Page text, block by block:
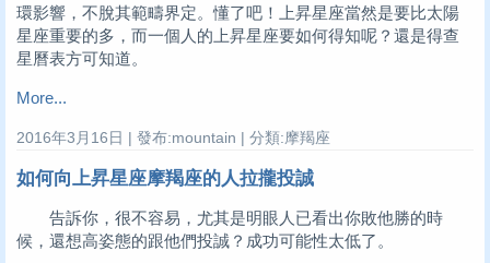
環影響，不脫其範疇界定。懂了吧！上昇星座當然是要比太陽
星座重要的多，而一個人的上昇星座要如何得知呢？還是得查
星曆表方可知道。
More...
2016年3月16日 | 發布:mountain | 分類:摩羯座
如何向上昇星座摩羯座的人拉攏投誠
告訴你，很不容易，尤其是明眼人已看出你敗他勝的時
候，還想高姿態的跟他們投誠？成功可能性太低了。